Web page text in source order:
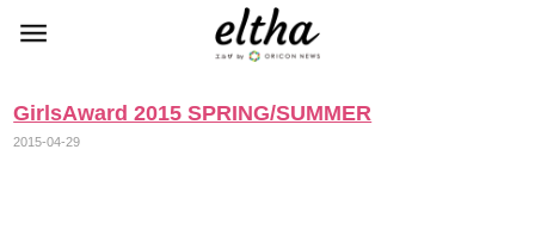
GirlsAward 2015 SPRING/SUMMER
2015-04-29